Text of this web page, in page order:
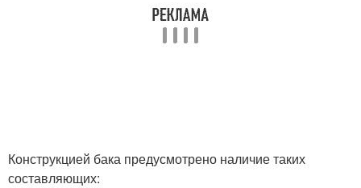
Конструкцией бака предусмотрено наличие таких
составляющих: